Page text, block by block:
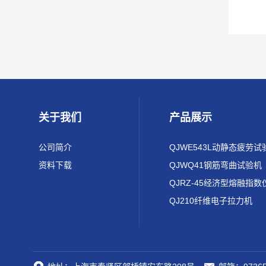
关于我们
公司简介
资料下载
产品展示
QJWE543L动静态疲劳试
QJWQ41钢筋弯曲试验机
QJRZ-45经济型熔融指数
QJ210纤维电子拉力机